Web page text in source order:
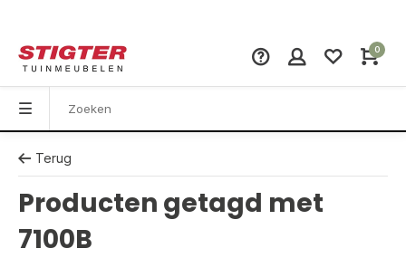
0
Terug
Producten getagd met
7100B